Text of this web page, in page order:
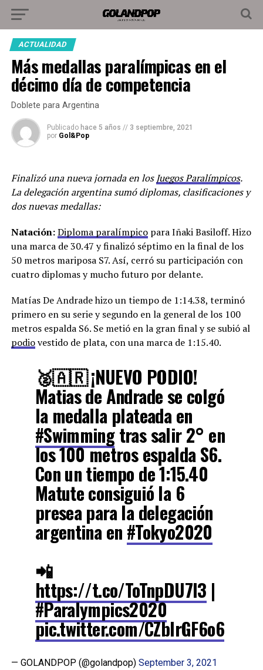
ACTUALIDAD
Más medallas paralímpicas en el
décimo día de competencia
Doblete para Argentina
Publicado hace 5 años // 3 septiembre, 2021
por Gol&Pop
Finalizó una nueva jornada en los Juegos Paralímpicos.
La delegación argentina sumó diplomas, clasificaciones y
dos nuevas medallas:
Natación:Diploma paralímpicopara Iñaki Basiloff. Hizo
una marca de 30.47 y finalizó séptimo en la final de los
50 metros mariposa S7. Así, cerró su participación con
cuatro diplomas y mucho futuro por delante.
Matías De Andrade hizo un tiempo de 1:14.38, terminó
primero en su serie y segundo en la general de los 100
metros espalda S6. Se metió en la gran final y se subió al
podiovestido de plata, con una marca de 1:15.40.
🥈🇦🇷 ¡NUEVO PODIO!
Matias de Andrade se colgó
la medalla plateada en
#Swimmingtras salir 2° en
los 100 metros espalda S6.
Con un tiempo de 1:15.40
Matute consiguió la 6
presea para la delegación
argentina en #Tokyo2020
📲
https://t.co/ToTnpDU7l3 |
#Paralympics2020
pic.twitter.com/CZblrGF6o6
— GOLANDPOP (@golandpop) September 3, 2021